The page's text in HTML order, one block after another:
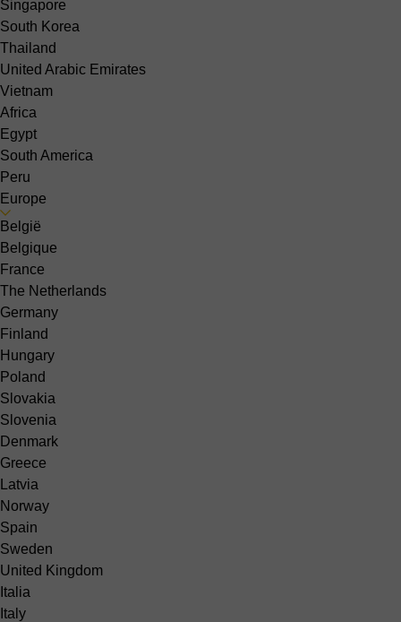
Singapore
South Korea
Thailand
United Arabic Emirates
Vietnam
Africa
Egypt
South America
Peru
Europe
België
Belgique
France
The Netherlands
Germany
Finland
Hungary
Poland
Slovakia
Slovenia
Denmark
Greece
Latvia
Norway
Spain
Sweden
United Kingdom
Italia
Italy